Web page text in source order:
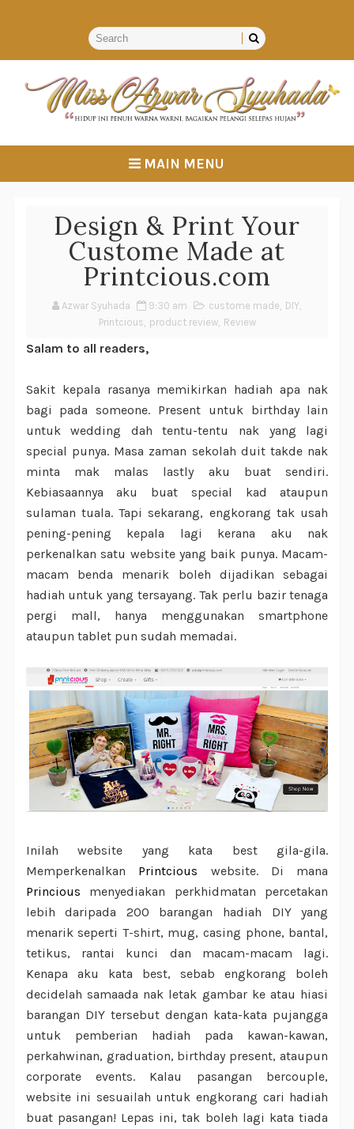
MAIN MENU
Design & Print Your
Custome Made at
Printcious.com
Azwar Syuhada 9:30 am custome made DIY
Printcious product review Review
Salam to all readers,
Sakit kepala rasanya memikirkan hadiah apa nak
bagi pada someone. Present untuk birthday lain
untuk wedding dah tentu-tentu nak yang lagi
special punya. Masa zaman sekolah duit takde nak
minta mak malas lastly aku buat sendiri.
Kebiasaannya aku buat special kad ataupun
sulaman tuala. Tapi sekarang, engkorang tak usah
pening-pening kepala lagi kerana aku nak
perkenalkan satu website yang baik punya. Macam-
macam benda menarik boleh dijadikan sebagai
hadiah untuk yang tersayang. Tak perlu bazir tenaga
pergi mall, hanya menggunakan smartphone
ataupun tablet pun sudah memadai.
Inilah website yang kata best gila-gila.
Memperkenalkan Printcious website. Di mana
Princious menyediakan perkhidmatan percetakan
lebih daripada 200 barangan hadiah DIY yang
menarik seperti T-shirt, mug, casing phone, bantal,
tetikus, rantai kunci dan macam-macam lagi.
Kenapa aku kata best, sebab engkorang boleh
decidelah samaada nak letak gambar ke atau hiasi
barangan DIY tersebut dengan kata-kata pujangga
untuk pemberian hadiah pada kawan-kawan,
perkahwinan, graduation, birthday present, ataupun
corporate events. Kalau pasangan bercouple,
website ini sesuailah untuk engkorang cari hadiah
buat pasangan! Lepas ini, tak boleh lagi kata tiada